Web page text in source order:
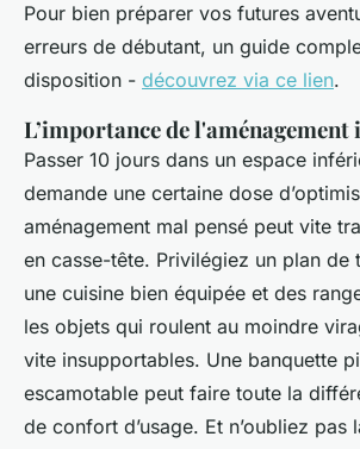
Pour bien préparer vos futures
erreurs de débutant, un guide
disposition - découvrez via ce lien.
L’importance de
Passer 10 jours dans un espace
demande une certaine dose
aménagement mal pensé peut vite
en casse-tête. Privilégiez un plan de
une cuisine bien équipée et des
les objets qui roulent au moindre
vite insupportables. Une banquette
escamotable peut faire toute la
de confort d’usage. Et n’oubliez pas